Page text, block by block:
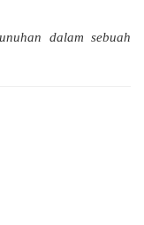
dalam sebuah